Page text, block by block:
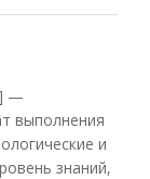
—
выполнения
и
знаний,